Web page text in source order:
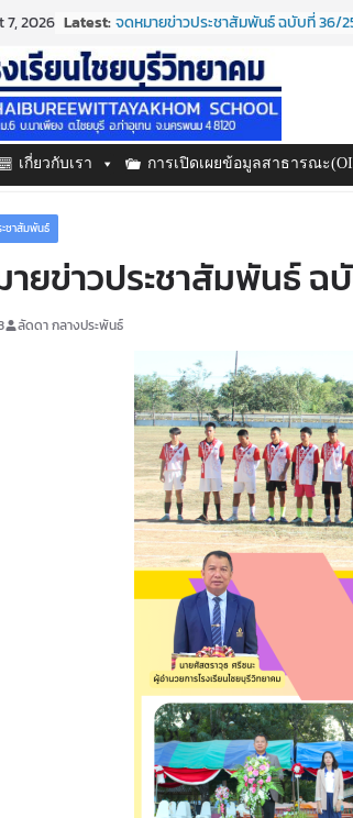
7, 2026 Latest:จดหมายข่าวประชาสัมพันธ์ ฉบับที่ 36/
ประจำเดือนมิถุนายน 2569
กิจกรรมต่อต้านยาเสพติด ปี ๒๕๖๙
กิจกรรมวันสุนทรภู่ ประจำปี ๒๕๖๙
จดหมายข่าวประชาสัมพันธ์ ฉบับที่ 38/
ประจำเดือนมิถุนายน 2569
จดหมายข่าวประชาสัมพันธ์ ฉบับที่ 37/
ประจำเดือนมิถุนายน 2569
เกี่ยวกับเรา การเปิดเผยข้อมูลสาธารณะ
ชาสัมพันธ์
ยข่าวประชาสัมพันธ์ ฉ
ลัดดา กลางประพันธ์